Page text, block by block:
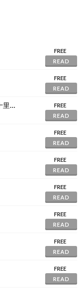
FREE
READ
FREE
READ
สามชาติสามภพ ป่าท้อสิบหลี่ 三生三世十里桃花
FREE
READ
FREE
READ
FREE
READ
FREE
READ
FREE
READ
FREE
READ
FREE
READ